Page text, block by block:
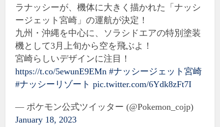
ラナッシーが、機体に大きく描かれた「ナッシ
ージェット宮崎」の運航が決定！
九州・沖縄を中心に、ソラシドエアの特別塗装
機として3月上旬から空を飛ぶよ！
宮崎らしいデザインに注目！
https://t.co/5ewunE9EMn #ナッシージェット宮崎
#ナッシーリゾート pic.twitter.com/6Ydk8zFt7I
— ポケモン公式ツイッター (@Pokemon_cojp)
January 18, 2023